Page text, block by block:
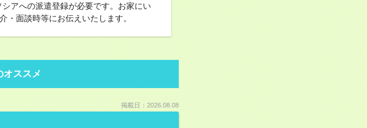
アへの派遣登録が必要です。お家にい
面談時等にお伝えいたします。
オススメ
掲載日：2026.08.08